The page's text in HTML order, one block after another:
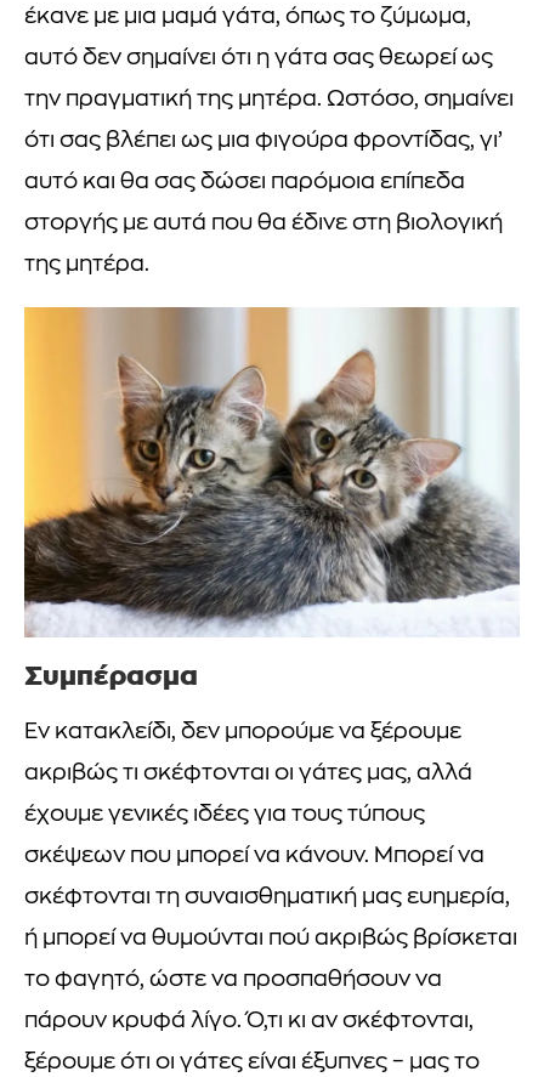
έκανε με μια μαμά γάτα, όπως το ζύμωμα,
αυτό δεν σημαίνει ότι η γάτα σας θεωρεί ως
την πραγματική της μητέρα. Ωστόσο, σημαίνει
ότι σας βλέπει ως μια φιγούρα φροντίδας, γι’
αυτό και θα σας δώσει παρόμοια επίπεδα
στοργής με αυτά που θα έδινε στη βιολογική
της μητέρα.
Συμπέρασμα
Εν κατακλείδι, δεν μπορούμε να ξέρουμε
ακριβώς τι σκέφτονται οι γάτες μας, αλλά
έχουμε γενικές ιδέες για τους τύπους
σκέψεων που μπορεί να κάνουν. Μπορεί να
σκέφτονται τη συναισθηματική μας ευημερία,
ή μπορεί να θυμούνται πού ακριβώς βρίσκεται
το φαγητό, ώστε να προσπαθήσουν να
πάρουν κρυφά λίγο. Ό,τι κι αν σκέφτονται,
ξέρουμε ότι οι γάτες είναι έξυπνες – μας το